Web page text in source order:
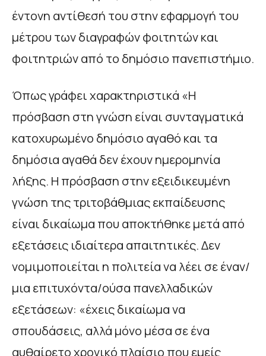
έντονη αντίθεσή του στην εφαρμογή του
μέτρου των διαγραφών φοιτητών και
φοιτητριών από το δημόσιο πανεπιστήμιο.
Όπως γράφει χαρακτηριστικά «Η
πρόσβαση στη γνώση είναι συνταγματικά
κατοχυρωμένο δημόσιο αγαθό και τα
δημόσια αγαθά δεν έχουν ημερομηνία
λήξης. Η πρόσβαση στην εξειδικευμένη
γνώση της τριτοβάθμιας εκπαίδευσης
είναι δικαίωμα που αποκτήθηκε μετά από
εξετάσεις ιδιαίτερα απαιτητικές. Δεν
νομιμοποιείται η πολιτεία να λέει σε έναν/
μια επιτυχόντα/ούσα πανελλαδικών
εξετάσεων: «έχεις δικαίωμα να
σπουδάσεις, αλλά μόνο μέσα σε ένα
αυθαίρετο χρονικό πλαίσιο που εμείς